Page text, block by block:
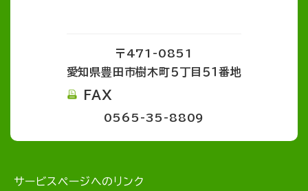
〒471-0851
愛知県豊田市樹木町５丁目５１番地
FAX
0565-35-8809
サービスページへのリンク